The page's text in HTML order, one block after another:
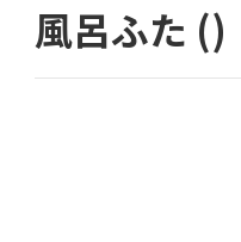
風呂ふた ()